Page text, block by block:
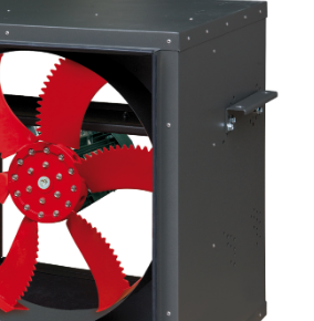
Electrical
in lighting and electrical
project and need